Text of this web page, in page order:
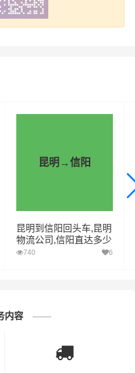
祥云县、宾川县、弥渡
、巍山县、永平县、云龙
电话咨询
电话咨询
物：包括电子产品、家居
费品：如食品、饮料、化
昆明→信阳
昆明到信阳回头车,昆明
物流公司,信阳直达多少
钱740 6
内容